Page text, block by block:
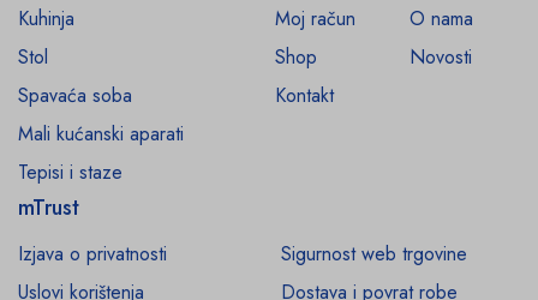
Kuhinja
Stol
Spavaća soba
Mali kućanski aparati
Tepisi i staze
Moj račun
O nama
Shop
Novosti
Kontakt
mTrust
Izjava o privatnosti
Sigurnost web trgovine
Uslovi korištenja
Dostava i povrat robe